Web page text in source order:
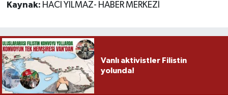
Kaynak: HACI YILMAZ- HABER MERKEZİ
Vanlı aktivistler Filistin
yolunda!